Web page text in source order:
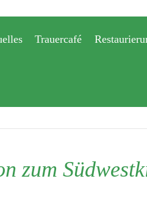
Trauercafé
zum